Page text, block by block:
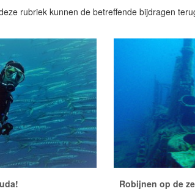
rubriek kunnen de betreffende bijdragen
Robijnen op de